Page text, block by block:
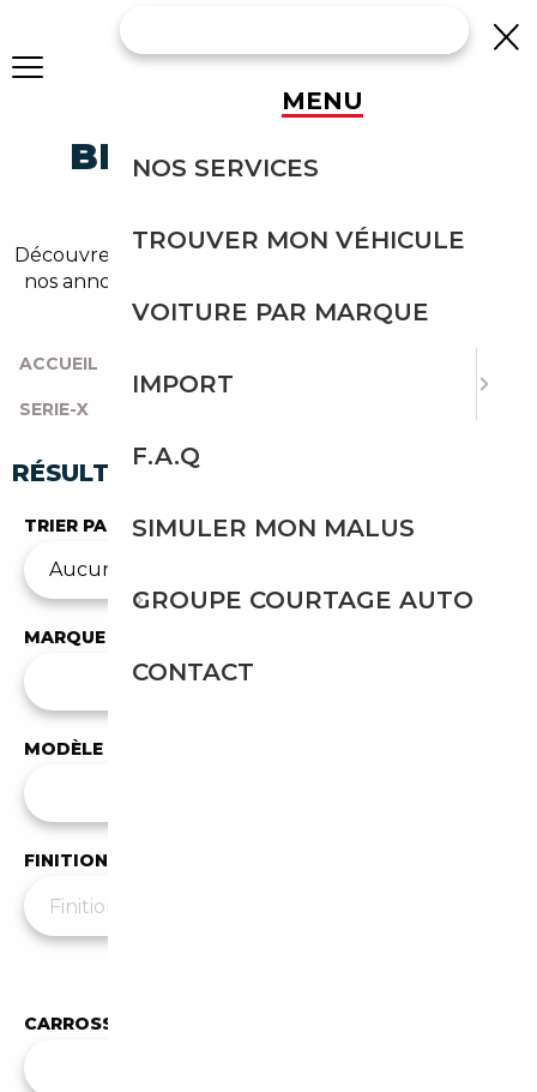
BMW X4 MANUELLE
Découvrez un large choix de bmw x4 manuelle dans
nos annonces. Un import sans effort avec Courtage
Auto.
ACCUEIL
SERIE-X
RÉSULTATS DE VOTRE RECHERCHE
TRIER PAR
MARQUE
BMW
MODÈLE
FINITION
CARROSSERIE
MENU
NOS SERVICES
TROUVER MON VÉHICULE
VOITURE PAR MARQUE
IMPORT
F.A.Q
SIMULER MON MALUS
GROUPE COURTAGE AUTO
CONTACT